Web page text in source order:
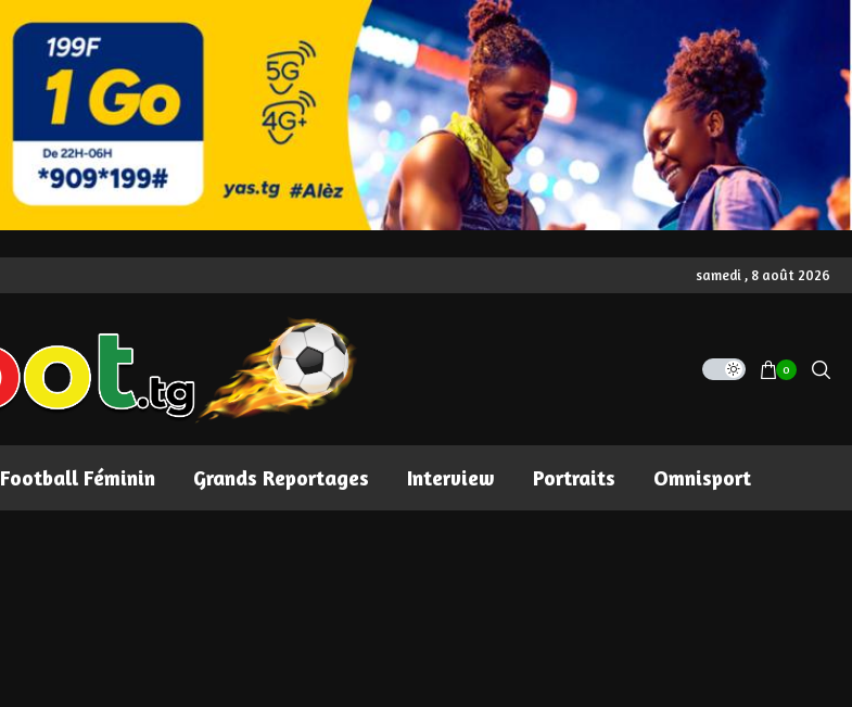
samedi , 8 août 2026
0
Football Féminin Grands Reportages Interview Portraits Omnisport